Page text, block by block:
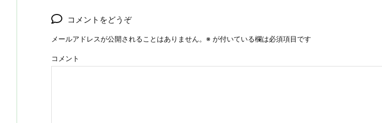
コメントをどうぞ
メールアドレスが公開されることはありません。 ※ が付いている欄は必須項目です
コメント